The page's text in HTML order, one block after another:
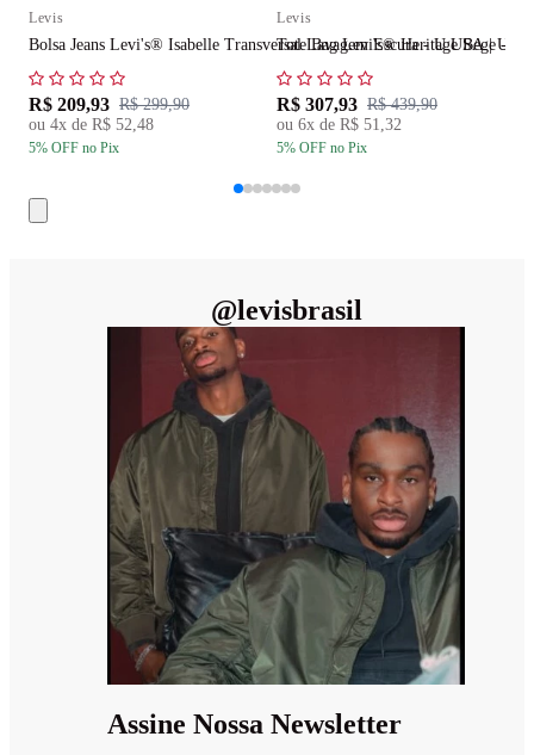
Levis
Bolsa Jeans Levi's® Isabelle Transversal Lavagem Escura - U USA | U BR
R$ 209,93 R$ 299,90
ou 4x de R$ 52,48
5% OFF no Pix
Levis
Tote Bag Levi's® Heritage Bege - U
R$ 307,93 R$ 439,90
ou 6x de R$ 51,32
5% OFF no Pix
@levisbrasil
Assine Nossa Newsletter